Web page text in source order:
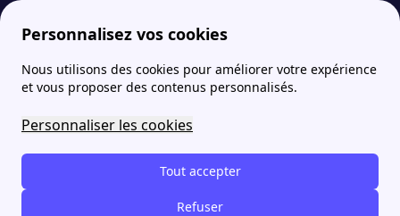
Personnalisez vos cookies
Nous utilisons des cookies pour améliorer votre expérience
et vous proposer des contenus personnalisés.
Personnaliser les cookies
Tout accepter
Refuser
papernest Service client Comment consulter et payer sa facture Plenitude (ex-Eni) ?
Comment consulter et
payer sa facture Plenitude
(ex-Eni) ?